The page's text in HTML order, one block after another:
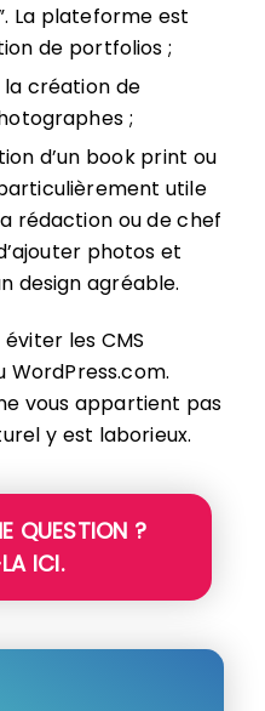
La plateforme est
de portfolios ;
création de
;
d’un book print ou
utile
rédaction ou de chef
photos et
design agréable.
les CMS
WordPress.com.
vous appartient pas
y est laborieux.
QUESTION ?
ICI.